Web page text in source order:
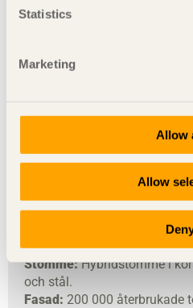
Statistics
Marketing
Allow
Allow
Klicka här för att se alla
Sveriges första
Region Värmland.
Arkitekt:White Arkitekter.
Skanska.
Inflyttning
Cirka
Mottagningshuset:14 000
Stomme:Hybridstomme i
och stål.
Fasad: 200 000 återbrukade